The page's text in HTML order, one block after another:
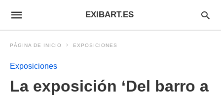
EXIBART.ES
PÁGINA DE INICIO EXPOSICIONES
Exposiciones
La exposición ‘Del barro a